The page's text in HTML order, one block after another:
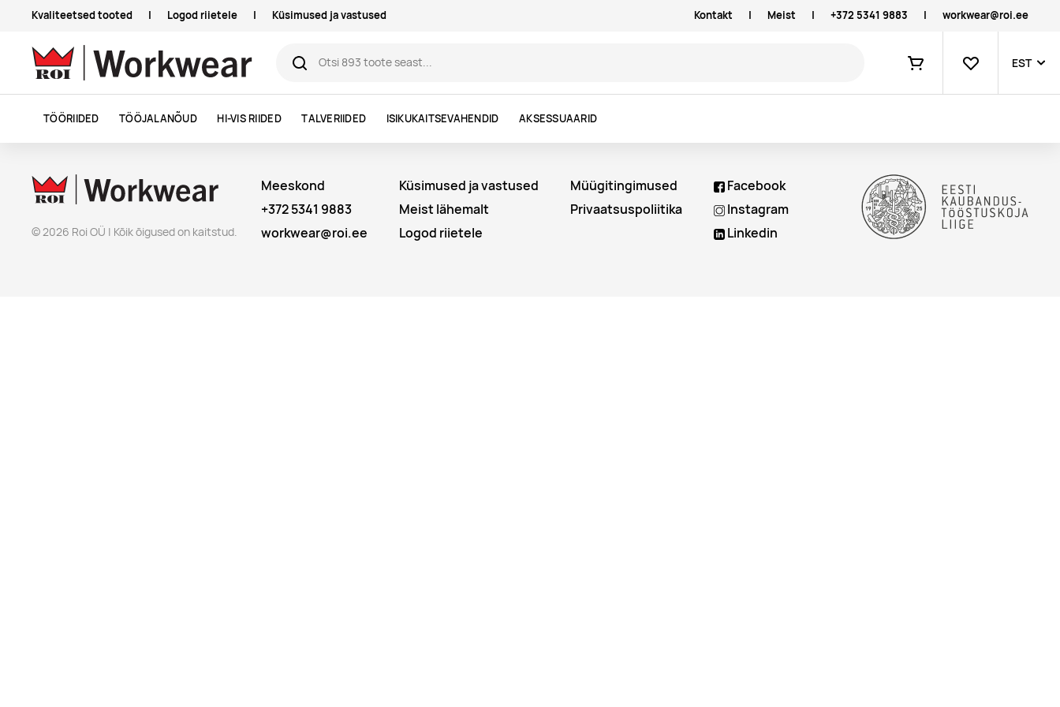
Kvaliteetsed tooted | Logod riietele | Küsimused ja vastused Kontakt | Meist | +372 5341 9883 | workwear@roi.ee
Ostukorv
Lemmikud
EST
TÖÖRIIDED TÖÖJALANÕUD HI-VIS RIIDED TALVERIIDED ISIKUKAITSEVAHENDID AKSESSUAARID
© 2026 Roi OÜ | Kõik õigused on kaitstud.
Meeskond
+372 5341 9883
workwear@roi.ee
Küsimused ja vastused
Meist lähemalt
Logod riietele
Müügitingimused
Privaatsuspoliitika
Facebook
Instagram
Linkedin